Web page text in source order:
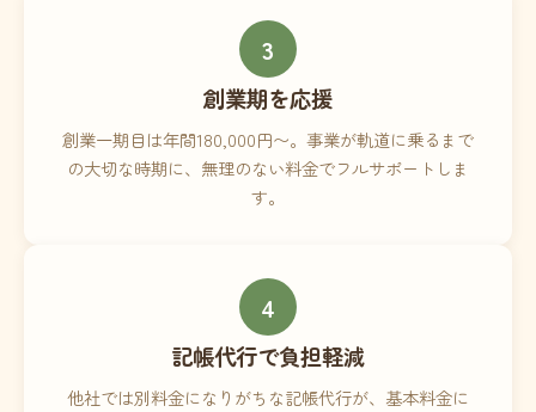
3
創業期を応援
創業一期目は年間180,000円〜。事業が軌道に乗るまで
の大切な時期に、無理のない料金でフルサポートしま
す。
4
記帳代行で負担軽減
他社では別料金になりがちな記帳代行が、基本料金に